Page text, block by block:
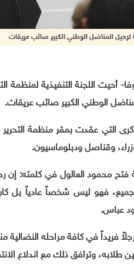
لرحيل المناضل الوطني الكبير صائب عريقات
الله 9-11-2022 وفا- أحيت اللجنة
الوطني الكبير صائب عريقات.
التي عقدت بمقر منظمة التحرير
وقناصل ودبلوماسيون.
محمود العالول في كلمته: إن
فهو ليس شخصاً عادياً بل
عباس.
فريداً في كافة مراحله
طلابه، وترافق ذلك مع اندلاع